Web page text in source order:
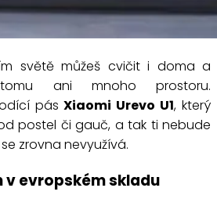
světě můžeš cvičit i doma a
ani mnoho prostoru.
pásXiaomi Urevo U1, který
postel či gauč, a tak ti nebude
zrovna nevyužívá.
v evropském skladu